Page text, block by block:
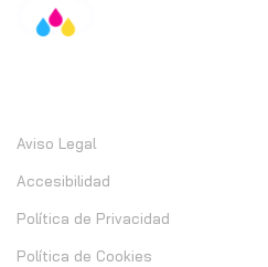
Aviso Legal
Accesibilidad
Política de Privacidad
Política de Cookies